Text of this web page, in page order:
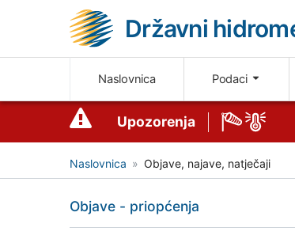
Državni
Naslovnica Podaci
Upozorenja
Naslovnica Objave, najave, natječaji
Objave - priopćenja